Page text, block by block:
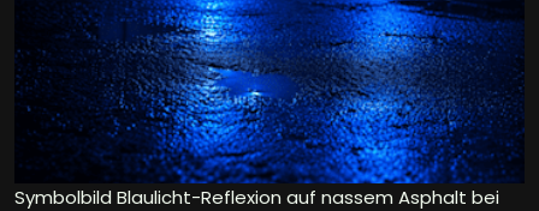
Symbolbild Blaulicht-Reflexion auf nassem Asphalt bei